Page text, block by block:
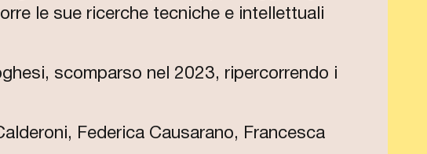
le sue ricerche tecniche e intellettuali
scomparso nel 2023, ripercorrendo i
Federica Causarano, Francesca